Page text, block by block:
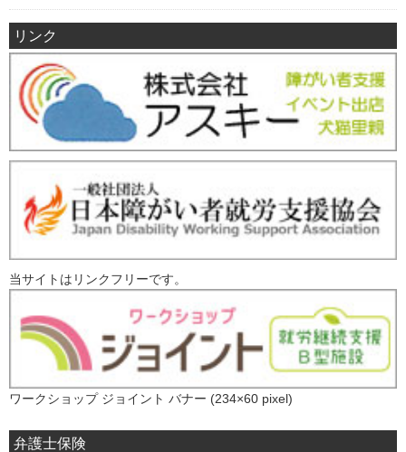
リンク
当サイトはリンクフリーです。
ワークショップ ジョイント バナー (234×60 pixel)
弁護士保険